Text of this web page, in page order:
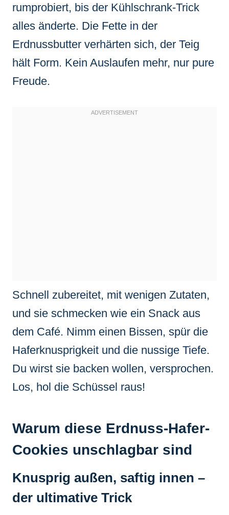
rumprobiert, bis der Kühlschrank-Trick
alles änderte. Die Fette in der
Erdnussbutter verhärten sich, der Teig
hält Form. Kein Auslaufen mehr, nur pure
Freude.
Schnell zubereitet, mit wenigen Zutaten,
und sie schmecken wie ein Snack aus
dem Café. Nimm einen Bissen, spür die
Haferknusprigkeit und die nussige Tiefe.
Du wirst sie backen wollen, versprochen.
Los, hol die Schüssel raus!
Warum diese Erdnuss-Hafer-
Cookies unschlagbar sind
Knusprig außen, saftig innen –
der ultimative Trick